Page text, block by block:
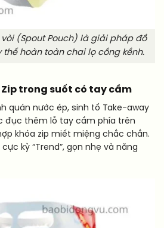
(Spout Pouch) là giải pháp đồ
hoàn toàn chai lọ cồng kềnh.
Zip trong suốt có tay cầm
quán nước ép, sinh tố Take-away
đục thêm lỗ tay cầm phía trên
khóa zip miết miệng chắc chắn.
kỳ “Trend”, gọn nhẹ và năng